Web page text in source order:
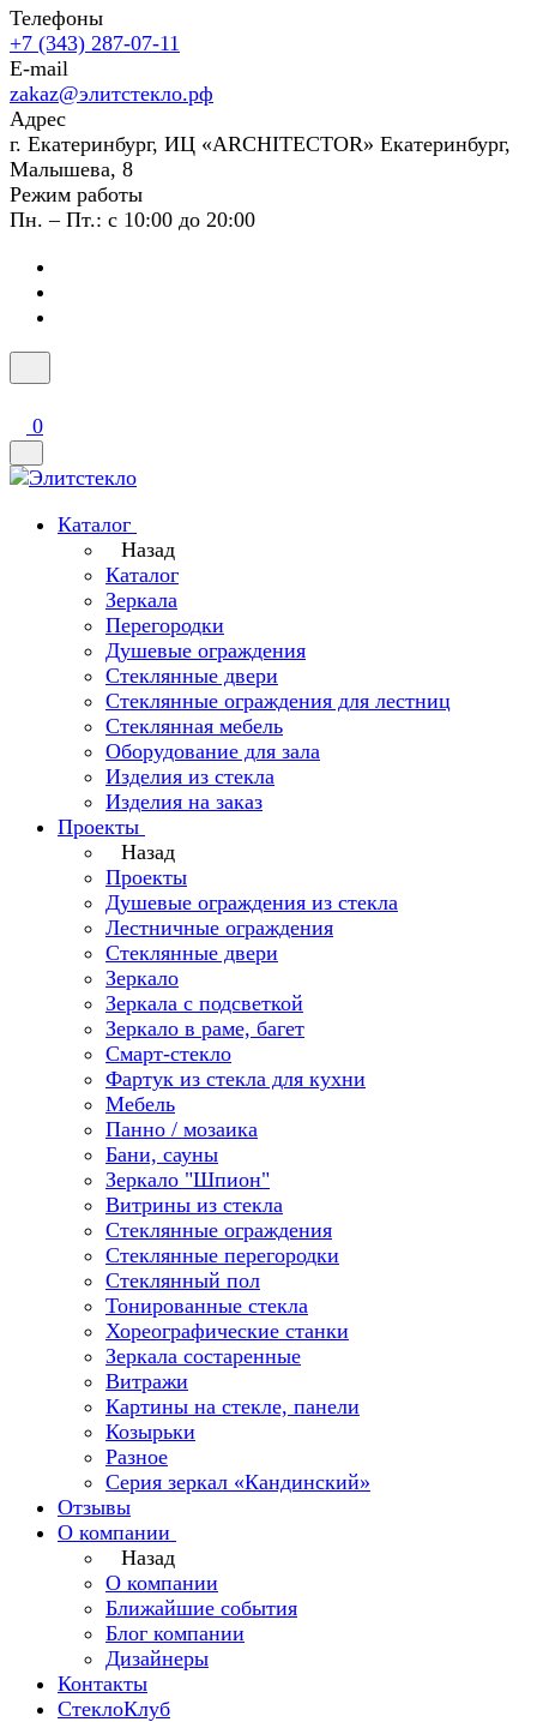
Телефоны
+7 (343) 287-07-11
E-mail
zakaz@элитстекло.рф
Адрес
г. Екатеринбург, ИЦ «ARCHITECTOR» Екатеринбург,
Малышева, 8
Режим работы
Пн. – Пт.: с 10:00 до 20:00
0
Каталог
Назад
Каталог
Зеркала
Перегородки
Душевые ограждения
Стеклянные двери
Стеклянные ограждения для лестниц
Стеклянная мебель
Оборудование для зала
Изделия из стекла
Изделия на заказ
Проекты
Назад
Проекты
Душевые ограждения из стекла
Лестничные ограждения
Стеклянные двери
Зеркало
Зеркала с подсветкой
Зеркало в раме, багет
Смарт-стекло
Фартук из стекла для кухни
Мебель
Панно / мозаика
Бани, сауны
Зеркало "Шпион"
Витрины из стекла
Стеклянные ограждения
Стеклянные перегородки
Стеклянный пол
Тонированные стекла
Хореографические станки
Зеркала состаренные
Витражи
Картины на стекле, панели
Козырьки
Разное
Серия зеркал «Кандинский»
Отзывы
О компании
Назад
О компании
Ближайшие события
Блог компании
Дизайнеры
Контакты
СтеклоКлуб